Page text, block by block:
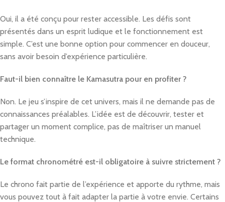
Oui, il a été conçu pour rester accessible. Les défis sont
présentés dans un esprit ludique et le fonctionnement est
simple. C’est une bonne option pour commencer en douceur,
sans avoir besoin d’expérience particulière.
Faut-il bien connaître le Kamasutra pour en profiter ?
Non. Le jeu s’inspire de cet univers, mais il ne demande pas de
connaissances préalables. L’idée est de découvrir, tester et
partager un moment complice, pas de maîtriser un manuel
technique.
Le format chronométré est-il obligatoire à suivre strictement ?
Le chrono fait partie de l’expérience et apporte du rythme, mais
vous pouvez tout à fait adapter la partie à votre envie. Certains